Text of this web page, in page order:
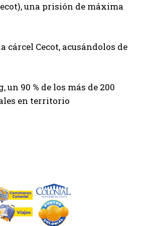
una prisión de máxima
cárcel Cecot, acusándolos de
90 % de los más de 200
en territorio